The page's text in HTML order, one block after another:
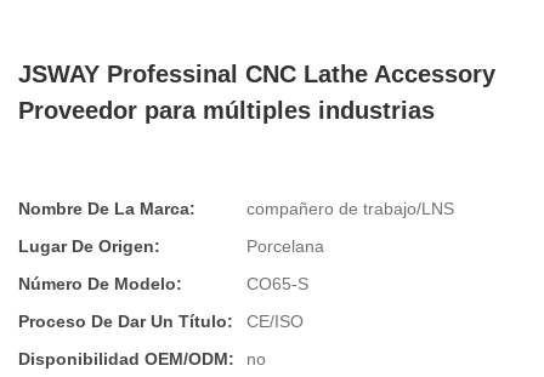
JSWAY Professinal CNC Lathe Accessory
Proveedor para múltiples industrias
Nombre De La Marca:
compañero de trabajo/LNS
Lugar De Origen:
Porcelana
Número De Modelo:
CO65-S
Proceso De Dar Un Título:
CE/ISO
Disponibilidad OEM/ODM:
no